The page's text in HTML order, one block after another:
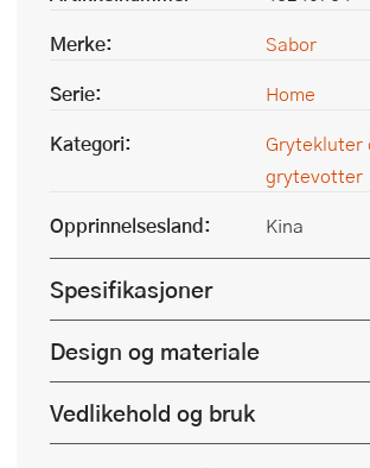
Merke:
Sabor
Serie:
Home
Kategori:
Grytekluter
grytevotter
Opprinnelsesland:
Kina
Spesifikasjoner
Design og materiale
Vedlikehold og bruk